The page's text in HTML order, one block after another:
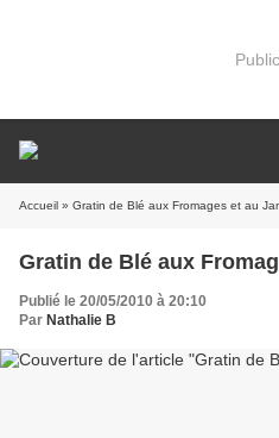
Accueil » Gratin de Blé aux Fromages et au
Gratin de Blé aux
Publié le 20/05/2010 à 20:10
Par Nathalie B